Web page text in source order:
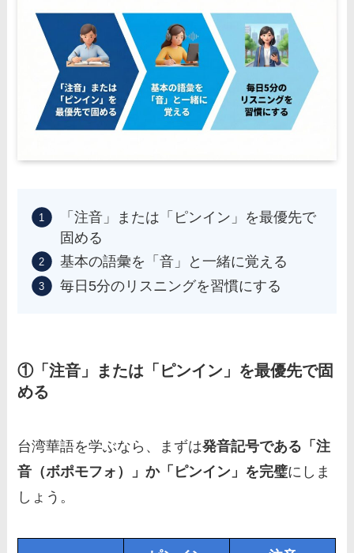
「注音」または「ピンイン」を最優先で
固める
基本の語彙を「音」と一緒に覚える
毎日5分のリスニングを習慣にする
①「注音」または「ピンイン」を最優先で固
める
台湾華語を学ぶなら、まずは発音記号である「注
音（ボポモフォ）」か「ピンイン」を完璧にしま
しょう。